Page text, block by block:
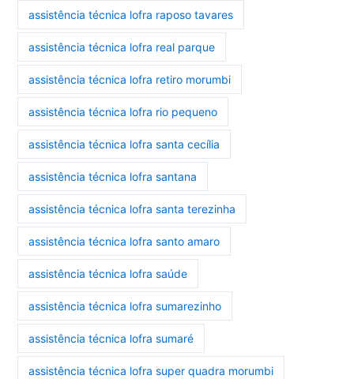
assistência técnica lofra raposo tavares
assistência técnica lofra real parque
assistência técnica lofra retiro morumbi
assistência técnica lofra rio pequeno
assistência técnica lofra santa cecília
assistência técnica lofra santana
assistência técnica lofra santa terezinha
assistência técnica lofra santo amaro
assistência técnica lofra saúde
assistência técnica lofra sumarezinho
assistência técnica lofra sumaré
assistência técnica lofra super quadra morumbi